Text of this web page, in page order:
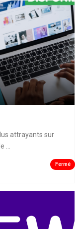
attrayants sur
Fermé